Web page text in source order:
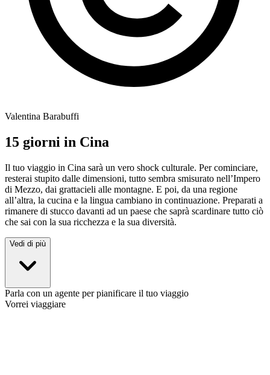
Valentina Barabuffi
15 giorni in Cina
Il tuo viaggio in Cina sarà un vero shock culturale. Per cominciare,
resterai stupito dalle dimensioni, tutto sembra smisurato nell’Impero
di Mezzo, dai grattacieli alle montagne. E poi, da una regione
all’altra, la cucina e la lingua cambiano in continuazione. Preparati a
rimanere di stucco davanti ad un paese che saprà scardinare tutto ciò
che sai con la sua ricchezza e la sua diversità.
Vedi di più
Parla con un agente per pianificare il tuo viaggio
Vorrei viaggiare